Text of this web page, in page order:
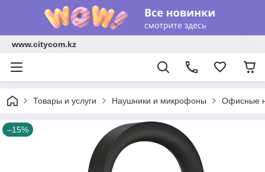
www.citycom.kz
Товары и услуги Наушники и микрофоны Офисные
–15%